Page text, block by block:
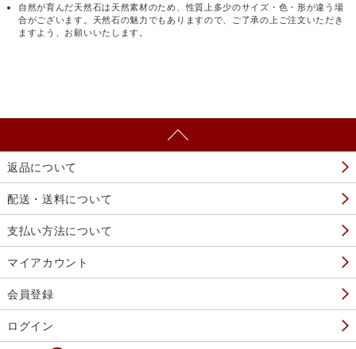
自然が育んだ天然石は天然素材のため、性質上多少のサイズ・色・形が違う場
合がございます。天然石の魅力でもありますので、ご了承の上ご注文いただき
ますよう、お願いいたします。
返品について
配送・送料について
支払い方法について
マイアカウント
会員登録
ログイン